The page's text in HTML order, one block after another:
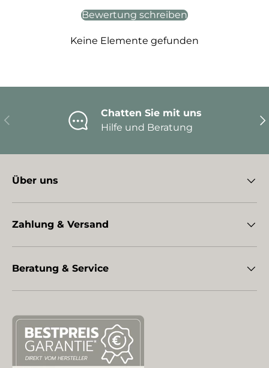
Bewertung schreiben
Keine Elemente gefunden
Vorherige
Chatten Sie mit uns
Hilfe und Beratung
Über uns
Zahlung & Versand
Beratung & Service